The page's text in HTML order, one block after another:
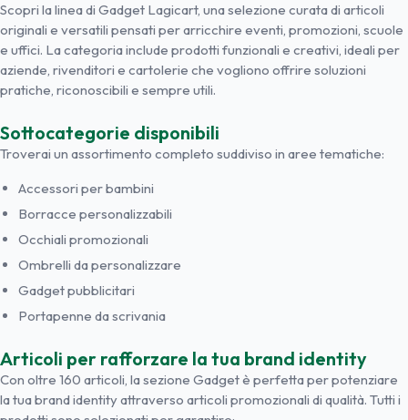
Scopri la linea di Gadget Lagicart, una selezione curata di articoli
originali e versatili pensati per arricchire eventi, promozioni, scuole
e uffici. La categoria include prodotti funzionali e creativi, ideali per
aziende, rivenditori e cartolerie che vogliono offrire soluzioni
pratiche, riconoscibili e sempre utili.
Sottocategorie disponibili
Troverai un assortimento completo suddiviso in aree tematiche:
Accessori per bambini
Borracce personalizzabili
Occhiali promozionali
Ombrelli da personalizzare
Gadget pubblicitari
Portapenne da scrivania
Articoli per rafforzare la tua brand identity
Con oltre 160 articoli, la sezione Gadget è perfetta per potenziare
la tua brand identity attraverso articoli promozionali di qualità. Tutti i